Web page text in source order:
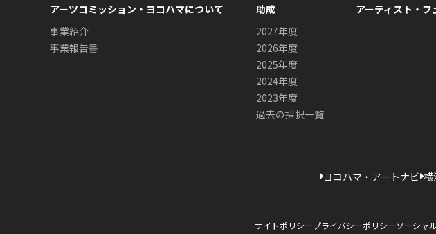
アーツコミッション・ヨコハマについて
事業紹介
事業報告書
助成
2027年度
2026年度
2025年度
2024年度
2023年度
過去の採択一覧
アーティスト・フ
ヨコハマ・アートナビ 横
サイトポリシープライバシーポリシーソーシャ